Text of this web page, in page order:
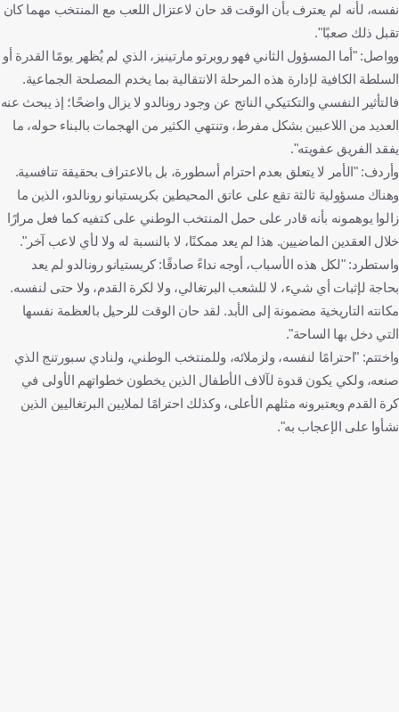
نفسه، لأنه لم يعترف بأن الوقت قد حان لاعتزال اللعب مع المنتخب مهما كان
تقبل ذلك صعبًا".
وواصل: "أما المسؤول الثاني فهو روبرتو مارتينيز، الذي لم يُظهر يومًا القدرة أو
السلطة الكافية لإدارة هذه المرحلة الانتقالية بما يخدم المصلحة الجماعية.
فالتأثير النفسي والتكتيكي الناتج عن وجود رونالدو لا يزال واضحًا؛ إذ يبحث عنه
العديد من اللاعبين بشكل مفرط، وتنتهي الكثير من الهجمات بالبناء حوله، ما
يفقد الفريق عفويته".
وأردف: "الأمر لا يتعلق بعدم احترام أسطورة، بل بالاعتراف بحقيقة تنافسية.
وهناك مسؤولية ثالثة تقع على عاتق المحيطين بكريستيانو رونالدو، الذين ما
زالوا يوهمونه بأنه قادر على حمل المنتخب الوطني على كتفيه كما فعل مرارًا
خلال العقدين الماضيين. هذا لم يعد ممكنًا، لا بالنسبة له ولا لأي لاعب آخر".
واستطرد: "لكل هذه الأسباب، أوجه نداءً صادقًا: كريستيانو رونالدو لم يعد
بحاجة لإثبات أي شيء، لا للشعب البرتغالي، ولا لكرة القدم، ولا حتى لنفسه.
مكانته التاريخية مضمونة إلى الأبد. لقد حان الوقت للرحيل بالعظمة نفسها
التي دخل بها الساحة".
واختتم: "احترامًا لنفسه، ولزملائه، وللمنتخب الوطني، ولنادي سبورتنج الذي
صنعه، ولكي يكون قدوة لآلاف الأطفال الذين يخطون خطواتهم الأولى في
كرة القدم ويعتبرونه مثلهم الأعلى، وكذلك احترامًا لملايين البرتغاليين الذين
نشأوا على الإعجاب به".